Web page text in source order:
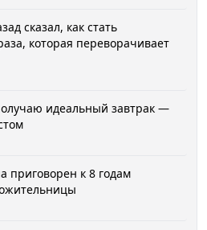
сказал, как стать
которая переворачивает
идеальный завтрак —
приговорен к 8 годам